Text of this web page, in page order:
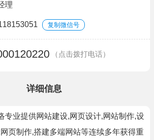
理
复制微信号
（点击拨打电话）
详细信息
专业提供网站建设,网页设计,网站制作,设
页制作,搭建多端网站等连续多年获得重